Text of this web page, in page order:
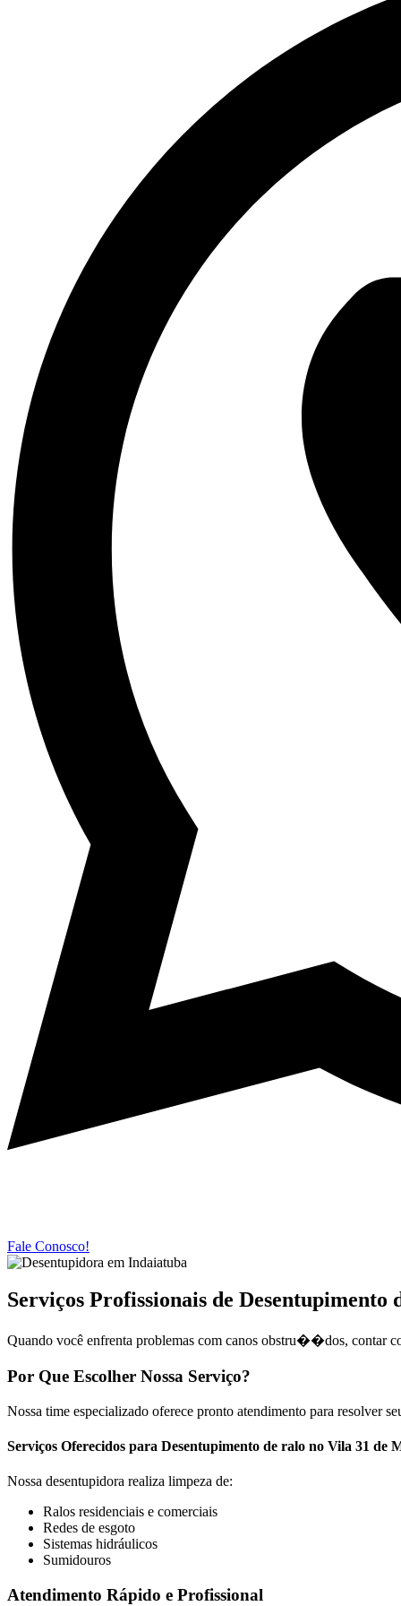
Fale Conosco!
Serviços Profissionais de
Quando você enfrenta problemas com canos obstru��dos, contar
Por Que Escolher Nossa Serviço?
Nossa time especializado oferece pronto atendimento para resolver
Serviços Oferecidos para Desentupimento de ralo no Vila 31 de
Nossa desentupidora realiza limpeza de:
Ralos residenciais e comerciais
Redes de esgoto
Sistemas hidráulicos
Sumidouros
Atendimento Rápido e Profissional